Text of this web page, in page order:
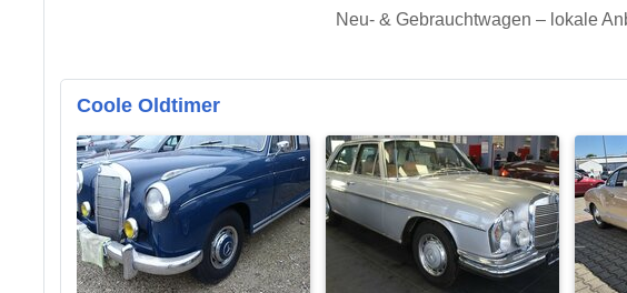
Neu- & Gebrauchtwagen – lokale
Coole Oldtimer